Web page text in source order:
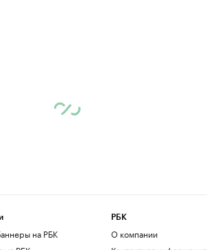
на РБК
РБК
О компании